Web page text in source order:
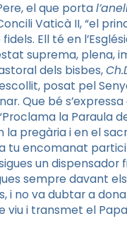
el que porta
Vaticà II, “el
Ell té en
suprema, plena,
dels bisbes,
posat pel
Que bé
la Paraula
la pregària i en el
tu encomanat
un
sempre davant
i no va dubtar a
viu i transmet el